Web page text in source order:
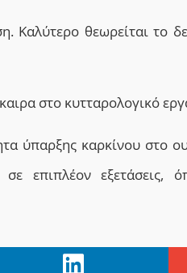
Καλύτερο θεωρείται το
στο κυτταρολογικό
ύπαρξης καρκίνου στο
επιπλέον εξετάσεις,